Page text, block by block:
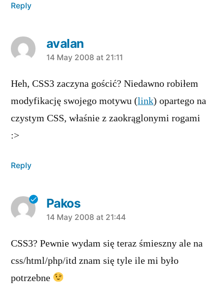
Reply
avalan
says:
14 May 2008 at 21:11
Heh, CSS3 zaczyna gościć? Niedawno robiłem
modyfikację swojego motywu (link) opartego na
czystym CSS, właśnie z zaokrąglonymi rogami
:>
Reply
Pakos
says:
14 May 2008 at 21:44
CSS3? Pewnie wydam się teraz śmieszny ale na
css/html/php/itd znam się tyle ile mi było
potrzebne